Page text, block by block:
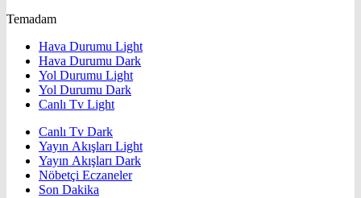
Temadam
Hava Durumu Light
Hava Durumu Dark
Yol Durumu Light
Yol Durumu Dark
Canlı Tv Light
Canlı Tv Dark
Yayın Akışları Light
Yayın Akışları Dark
Nöbetçi Eczaneler
Son Dakika